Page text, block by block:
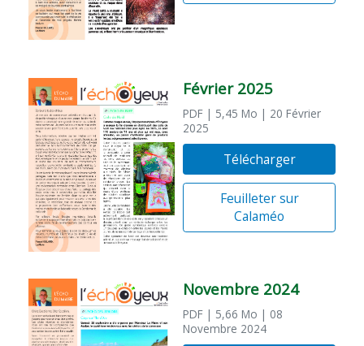
Février 2025
PDF | 5,45 Mo | 20 Février
2025
Télécharger
Feuilleter sur
Calaméo
Novembre 2024
PDF | 5,66 Mo | 08
Novembre 2024